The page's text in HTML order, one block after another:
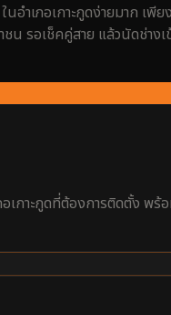
นอำเภอเกาะกูดง่ายมาก เพีย
ชน รอเช็คคู่สาย แล้วนัดช่างเ
เกาะกูดที่ต้องการติดตั้ง พร้